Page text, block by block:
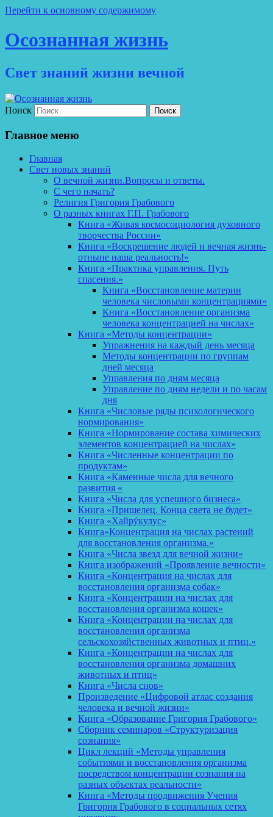
Перейти к основному содержимому
Осознанная жизнь
Свет знаний жизни вечной
Поиск
Главное меню
Главная
Свет новых знаний
О вечной жизни.Вопросы и ответы.
С чего начать?
Религия Григория Грабового
О разных книгах Г.П. Грабового
Книга «Живая космосоциология духовного
творчества России»
Книга «Воскрешение людей и вечная жизнь-
отныне наша реальность!»
Книга «Практика управления. Путь
спасения.»
Книга «Восстановление материи
человека числовыми концентрациями»
Книга «Восстановление организма
человека концентрацией на числах»
Книга «Методы концентрации»
Упражнения на каждый день месяца
Методы концентрации по группам
дней месяца
Управления по дням месяца
Управление по дням недели и по часам
дня
Книга «Числовые ряды психологического
нормирования»
Книга «Нормирование состава химических
элементов концентрацией на числах»
Книга «Численные концентрации по
продуктам»
Книга «Каменные числа для вечного
развития «
Книга «Числа для успешного бизнеса»
Книга «Пришелец. Конца света не будет»
Книга «Хайрýкулус»
Книга»Концентрация на числах растений
для восстановления организма.»
Книга «Числа звезд для вечной жизни»
Книга изображений «Проявление вечности»
Книга «Концентрация на числах для
восстановления организма собак»
Книга «Концентрации на числах для
восстановления организма кошек»
Книга «Концентрации на числах для
восстановления организма
сельскохозяйственных животных и птиц.»
Книга «Концентрации на числах для
восстановления организма домашних
животных и птиц»
Книга «Числа снов»
Произведение «Цифровой атлас создания
человека и вечной жизни»
Книга «Образование Григория Грабового»
Сборник семинаров «Структуризация
сознания»
Цикл лекций «Методы управления
событиями и восстановления организма
посредством концентрации сознания на
разных объектах реальности»
Книга «Методы продвижения Учения
Григория Грабового в социальных сетях